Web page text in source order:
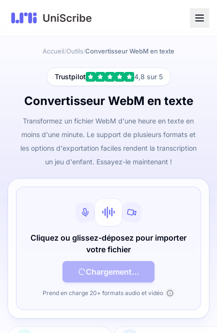
Accueil/Outils/Convertisseur WebM en texte
Trustpilot 4,8 sur 5
Convertisseur WebM en texte
Transformez un fichier WebM d'une heure en texte en
moins d'une minute. Le support de plusieurs formats et
les options d'exportation faciles rendent la transcription
un jeu d'enfant. Essayez-le maintenant !
Cliquez ou glissez-déposez pour importer
votre fichier
Chargement...
Prend en charge 20+ formats audio et vidéo